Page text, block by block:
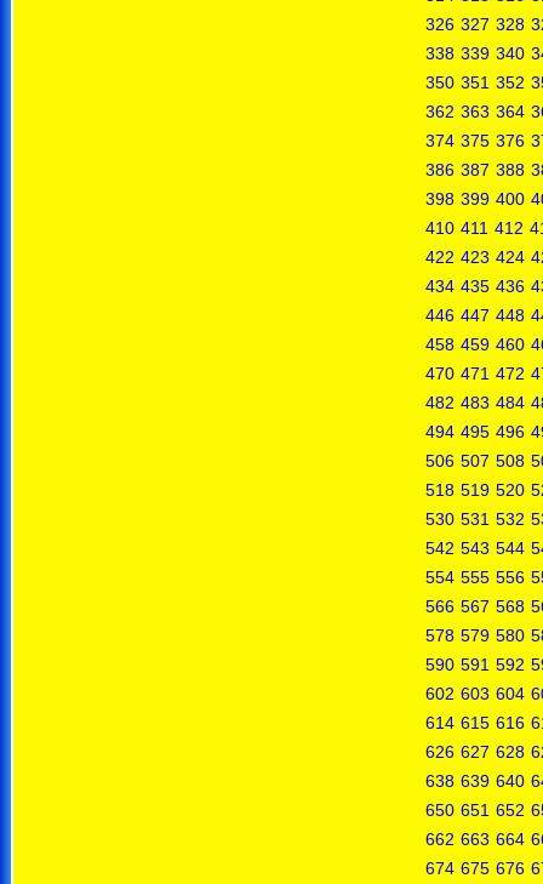
326 327 328
338 339 340
350 351 352
362 363 364
374 375 376
386 387 388
398 399 400
410 411 412
422 423 424
434 435 436
446 447 448
458 459 460
470 471 472
482 483 484
494 495 496
506 507 508
518 519 520
530 531 532
542 543 544
554 555 556
566 567 568
578 579 580
590 591 592
602 603 604
614 615 616
626 627 628
638 639 640
650 651 652
662 663 664
674 675 676